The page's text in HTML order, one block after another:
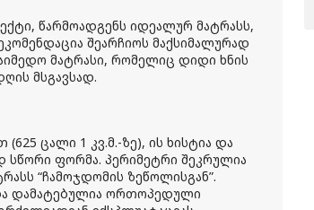
წარმოადგენს იდეალურ მატრასს,
შეარჩიოს მაქსიმალურად
მატრასი, რომელიც დიდი ხნის
მსგავსად.
ცალი 1 კვ.მ.-ზე), ის ხისტია და
სწორი ფორმა. პერიმეტრი შეკრულია
“ჩამოჯდომის ზეწოლისგან”.
დამატებულია ორთოპედული